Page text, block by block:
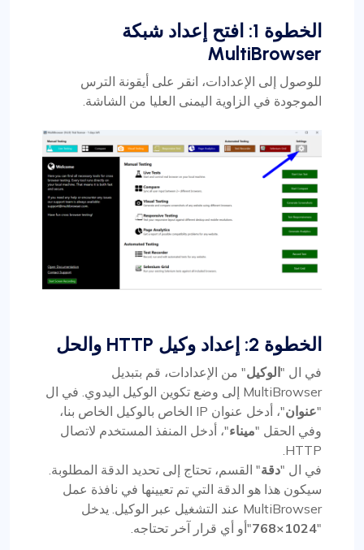
الخطوة 1: افتح إعداد شبكة
MultiBrowser
للوصول إلى الإعدادات، انقر على أيقونة الترس
الموجودة في الزاوية اليمنى العليا من الشاشة.
الخطوة 2: إعداد وكيل HTTP والحل
في ال "الوكيل" من الإعدادات، قم بتبديل
MultiBrowser إلى وضع تكوين الوكيل اليدوي. في ال
"عنوان
"، أدخل عنوان IP الخاص بالوكيل الخاص بنا،
وفي الحقل "ميناء"، أدخل المنفذ المستخدم لاتصال
HTTP.
في ال "دقة" القسم، تحتاج إلى تحديد الدقة المطلوبة.
سيكون هذا هو الدقة التي تم تعيينها في نافذة عمل
MultiBrowser عند التشغيل عبر الوكيل. يدخل
"
1024×768 "أو أي قرار آخر تحتاجه.